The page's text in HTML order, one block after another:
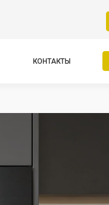
КОНТАКТЫ